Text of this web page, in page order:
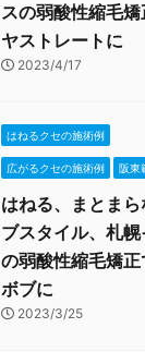
スの弱酸性縮毛矯
ヤストレートに
2023/4/17
はねるクセの施術例
広がるクセの施術例 阪東
はねる、まとま
ブスタイル、札幌
の弱酸性縮毛矯
ボブに
2023/3/25